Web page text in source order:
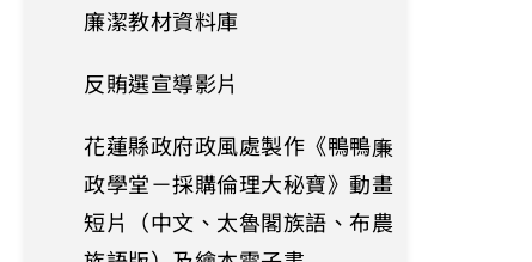
廉潔教材資料庫
反賄選宣導影片
花蓮縣政府政風處製作《鴨鴨廉
政學堂－採購倫理大秘寶》動畫
短片（中文、太魯閣族語、布農